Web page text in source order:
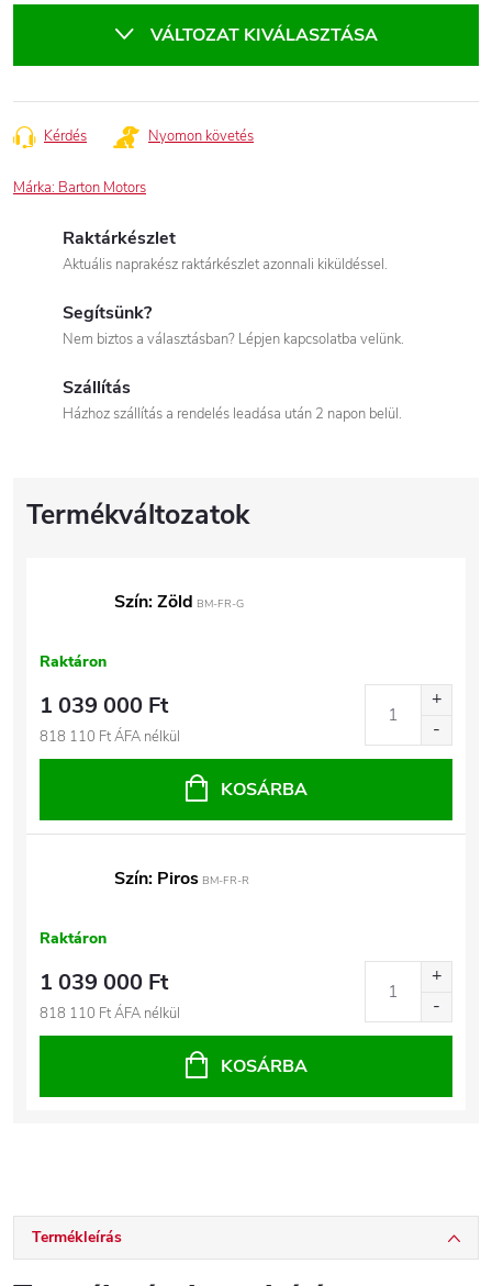
VÁLTOZAT KIVÁLASZTÁSA
Kérdés Nyomon követés
Márka: Barton Motors
Raktárkészlet
Aktuális naprakész raktárkészlet azonnali kiküldéssel.
Segítsünk?
Nem biztos a választásban? Lépjen kapcsolatba velünk.
Szállítás
Házhoz szállítás a rendelés leadása után 2 napon belül.
Szín: Zöld BM-FR-G
Raktáron
1 039 000 Ft
818 110 Ft ÁFA nélkül
KOSÁRBA
Szín: Piros BM-FR-R
Raktáron
1 039 000 Ft
818 110 Ft ÁFA nélkül
KOSÁRBA
Termékleírás